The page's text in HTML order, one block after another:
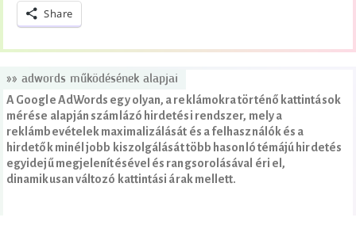
Share
»» adwords működésének alapjai
A Google AdWords egy olyan, a reklámokra történő kattintások
mérése alapján számlázó hirdetési rendszer, mely a
reklámbevételek maximalizálását és a felhasználók és a
hirdetők minél jobb kiszolgálását több hasonló témájú hirdetés
egyidejű megjelenítésével és rangsorolásával éri el,
dinamikusan változó kattintási árak mellett.